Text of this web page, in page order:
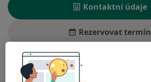
Kontaktní údaje
Rezervovat termín
Ceník Adresy